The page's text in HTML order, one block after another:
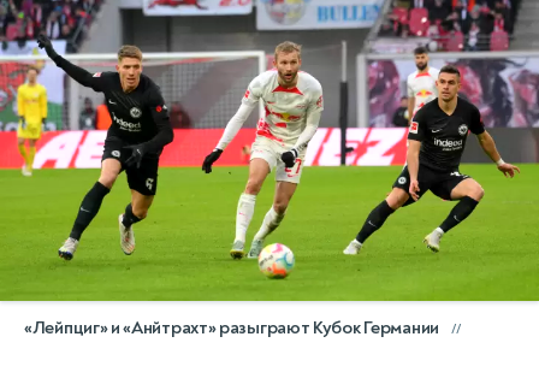
«Лейпциг» и «Анйтрахт» разыграют Кубок Германии